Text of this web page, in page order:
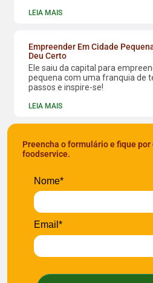
LEIA MAIS
Empreender Em Cidade
Deu Certo
Ele saiu da capital para
pequena com uma franquia de
passos e inspire-se!
LEIA MAIS
Preencha o formulário e fique
foodservice.
Nome*
Email*